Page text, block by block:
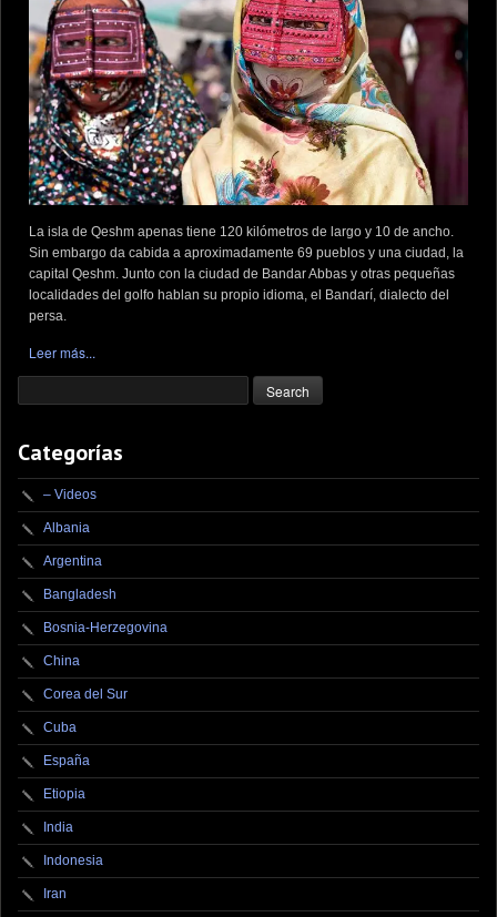
La isla de Qeshm apenas tiene 120 kilómetros de largo y 10 de ancho.
Sin embargo da cabida a aproximadamente 69 pueblos y una ciudad, la
capital Qeshm. Junto con la ciudad de Bandar Abbas y otras pequeñas
localidades del golfo hablan su propio idioma, el Bandarí, dialecto del
persa.
Leer más...
Categorías
– Videos
Albania
Argentina
Bangladesh
Bosnia-Herzegovina
China
Corea del Sur
Cuba
España
Etiopia
India
Indonesia
Iran